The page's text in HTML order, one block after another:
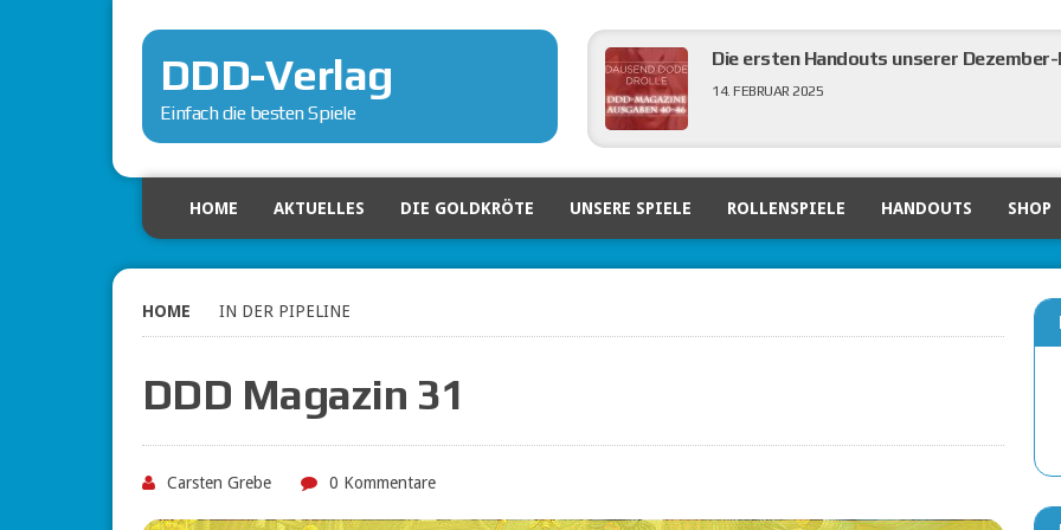
DDD-Verlag
Einfach die besten Spiele
Die ersten Handouts unserer
14. FEBRUAR 2025
Ein Blick zurück auf die Nürnberger
HOME AKTUELLES DIE GOLDKRÖTE UNSERE SPIELE ROLLENSPIELE HANDOUTS SHOP
HOME IN DER PIPELINE
DDD Magazin 31
Carsten Grebe 0 Kommentare